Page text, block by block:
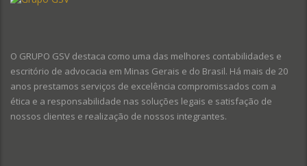
O GRUPO GSV destaca como uma das melhores contabilidades e
escritório de advocacia em Minas Gerais e do Brasil. Há mais de 20
anos prestamos serviços de excelência compromissados com a
ética e a responsabilidade nas soluções legais e satisfação de
nossos clientes e realização de nossos integrantes.